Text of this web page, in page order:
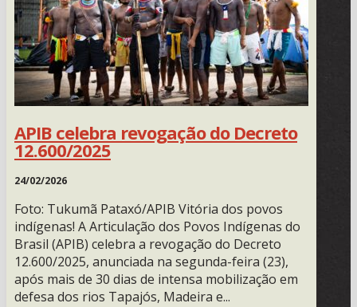
APIB celebra revogação do Decreto
12.600/2025
24/02/2026
Foto: Tukumã Pataxó/APIB Vitória dos povos
indígenas! A Articulação dos Povos Indígenas do
Brasil (APIB) celebra a revogação do Decreto
12.600/2025, anunciada na segunda-feira (23),
após mais de 30 dias de intensa mobilização em
defesa dos rios Tapajós, Madeira e...